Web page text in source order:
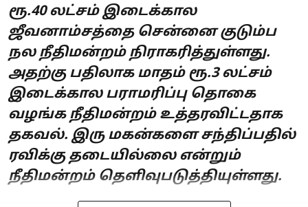
ரூ.40 லட்சம் இடைக்கால
ஜீவனாம்சத்தை சென்னை குடும்ப
நல நீதிமன்றம் நிராகரித்துள்ளது.
அதற்கு பதிலாக மாதம் ரூ.3 லட்சம்
இடைக்கால பராமரிப்பு தொகை
வழங்க நீதிமன்றம் உத்தரவிட்டதாக
தகவல். இரு மகன்களை சந்திப்பதில்
ரவிக்கு தடையில்லை என்றும்
நீதிமன்றம் தெளிவுபடுத்தியுள்ளது.